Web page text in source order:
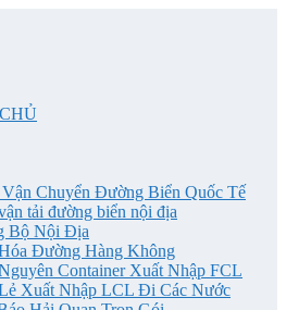
Chuyển Đường Biển Quốc Tế
tải đường biển nội địa
Bộ Nội Địa
Đường Hàng Không
Container Xuất Nhập FCL
Xuất Nhập LCL Đi Các Nước